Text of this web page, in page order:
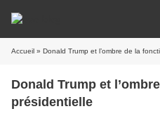
Accueil » Donald Trump et l’ombre de la
Donald Trump et
présidentielle